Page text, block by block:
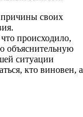
причины своих
происходило,
объяснительную
ситуации
кто виновен, а